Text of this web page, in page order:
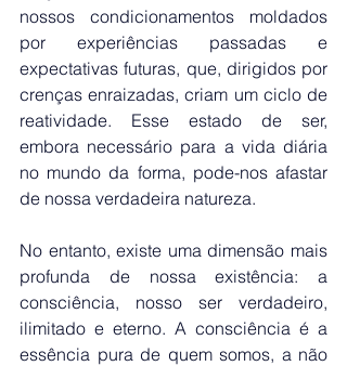
nossos condicionamentos moldados
por experiências passadas e
expectativas futuras, que, dirigidos por
crenças enraizadas, criam um ciclo de
reatividade. Esse estado de ser,
embora necessário para a vida diária
no mundo da forma, pode-nos afastar
de nossa verdadeira natureza.
No entanto, existe uma dimensão mais
profunda de nossa existência: a
consciência, nosso ser verdadeiro,
ilimitado e eterno. A consciência é a
essência pura de quem somos, a não